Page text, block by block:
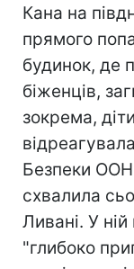
Кана на
прямого
будинок, де
біженців,
зокрема,
Безпеки ООН
схвалила
Ливані. У
"глибоко